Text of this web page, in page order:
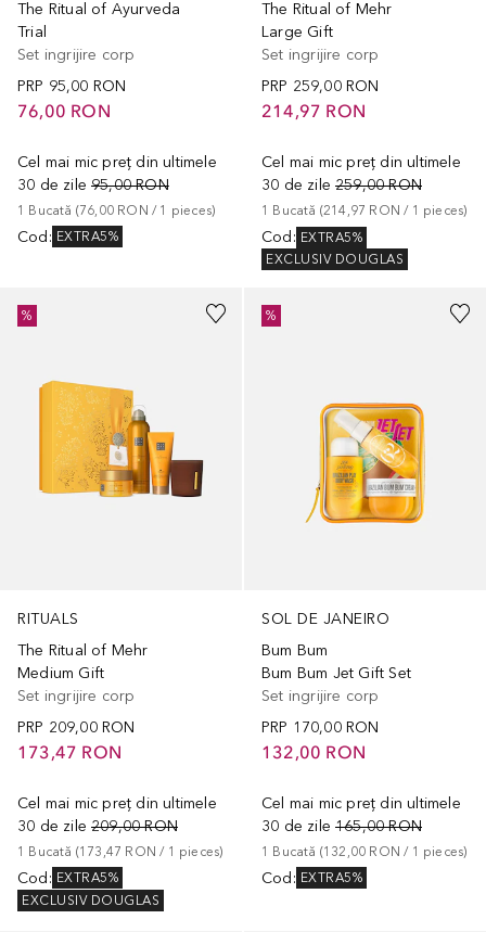
The Ritual of Ayurveda
Trial
Set ingrijire corp
PRP 95,00 RON
76,00 RON
Cel mai mic preț din ultimele
30 de zile 95,00 RON
1 Bucată (76,00 RON / 1 pieces)
Cod : EXTRA5%
The Ritual of Mehr
Large Gift
Set ingrijire corp
PRP 259,00 RON
214,97 RON
Cel mai mic preț din ultimele
30 de zile 259,00 RON
1 Bucată (214,97 RON / 1 pieces)
Cod : EXTRA5%
EXCLUSIV DOUGLAS
RITUALS
The Ritual of Mehr
Medium Gift
Set ingrijire corp
PRP 209,00 RON
173,47 RON
Cel mai mic preț din ultimele
30 de zile 209,00 RON
1 Bucată (173,47 RON / 1 pieces)
Cod : EXTRA5%
EXCLUSIV DOUGLAS
%
SOL DE JANEIRO
Bum Bum
Bum Bum Jet Gift Set
Set ingrijire corp
PRP 170,00 RON
132,00 RON
Cel mai mic preț din ultimele
30 de zile 165,00 RON
1 Bucată (132,00 RON / 1 pieces)
Cod : EXTRA5%
%